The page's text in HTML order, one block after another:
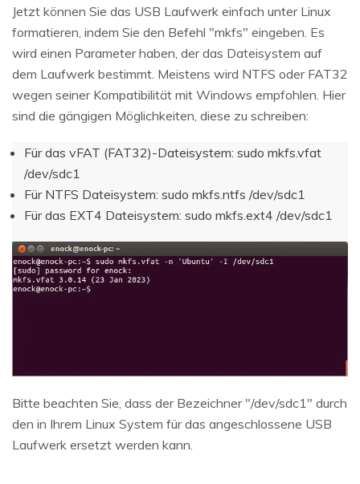
Jetzt können Sie das USB Laufwerk einfach unter Linux
formatieren, indem Sie den Befehl "mkfs" eingeben. Es
wird einen Parameter haben, der das Dateisystem auf
dem Laufwerk bestimmt. Meistens wird NTFS oder FAT32
wegen seiner Kompatibilität mit Windows empfohlen. Hier
sind die gängigen Möglichkeiten, diese zu schreiben:
Für das vFAT (FAT32)-Dateisystem: sudo mkfs.vfat
/dev/sdc1
Für NTFS Dateisystem: sudo mkfs.ntfs /dev/sdc1
Für das EXT4 Dateisystem: sudo mkfs.ext4 /dev/sdc1
Bitte beachten Sie, dass der Bezeichner "/dev/sdc1" durch
den in Ihrem Linux System für das angeschlossene USB
Laufwerk ersetzt werden kann.